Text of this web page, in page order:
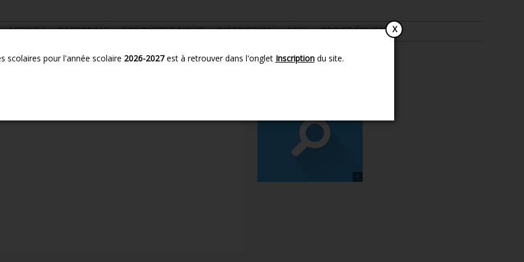
AGENDA PASTORALE CONTACTEZ-NOUS INSCRIPTION APEL PROJET ÉDUCATIF
scolaires pour l'année scolaire 2026-2027est à retrouver dans l'onglet Inscriptiondu site.